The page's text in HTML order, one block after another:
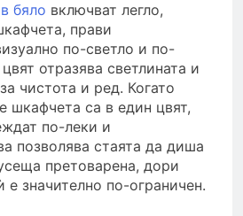
бяло включват легло,
прави
по-светло и по-
отразява светлината и
чистота и ред. Когато
шкафчета са в един цвят,
по-леки и
позволява стаята да диша
претоварена, дори
е значително по-ограничен.